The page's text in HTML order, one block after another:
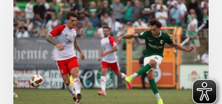
Pleite:
Chemie
kassiert
späten
Knockout
gegen
Halle